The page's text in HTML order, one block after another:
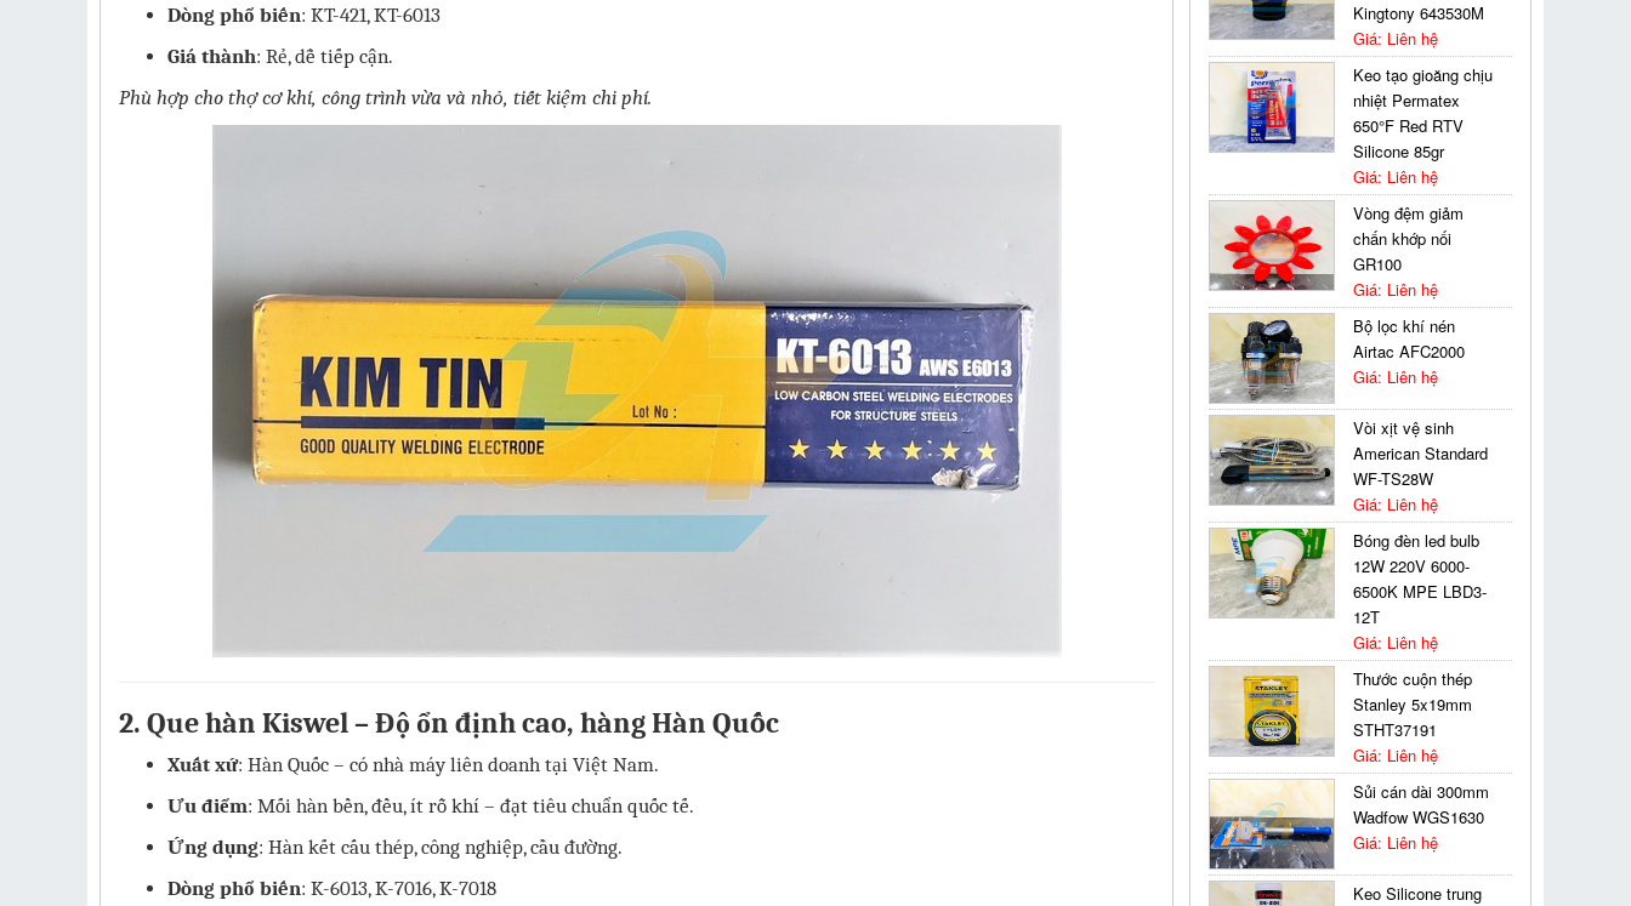
Dòng phổ biến: KT-421, KT-6013
Giá thành: Rẻ, dễ tiếp cận.
Phù hợp cho thợ cơ khí, công trình vừa và nhỏ, tiết kiệm chi phí.
2. Que hàn Kiswel – Độ ổn định cao, hàng Hàn Quốc
Xuất xứ: Hàn Quốc – có nhà máy liên doanh tại Việt Nam.
Ưu điểm: Mối hàn bền, đều, ít rỗ khí – đạt tiêu chuẩn quốc tế.
Ứng dụng: Hàn kết cấu thép, công nghiệp, cầu đường.
Dòng phổ biến: K-6013, K-7016, K-7018
Kingtony 643530M
Giá: Liên hệ
Keo tạo gioăng chịu
nhiệt Permatex
650°F Red RTV
Silicone 85gr
Giá: Liên hệ
Vòng đệm giảm
chấn khớp nối
GR100
Giá: Liên hệ
Bộ lọc khí nén
Airtac AFC2000
Giá: Liên hệ
Vòi xịt vệ sinh
American Standard
WF-TS28W
Giá: Liên hệ
Bóng đèn led bulb
12W 220V 6000-
6500K MPE LBD3-
12T
Giá: Liên hệ
Thước cuộn thép
Stanley 5x19mm
STHT37191
Giá: Liên hệ
Sủi cán dài 300mm
Wadfow WGS1630
Giá: Liên hệ
Keo Silicone trung